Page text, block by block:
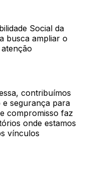
Social da
busca ampliar o
contribuímos
segurança para
compromisso faz
onde estamos
vínculos